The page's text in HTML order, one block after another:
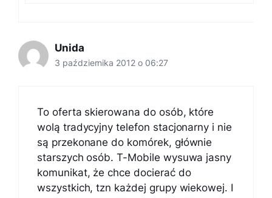
Unida
3 października 2012 o 06:27
To oferta skierowana do osób, które
wolą tradycyjny telefon stacjonarny i nie
są przekonane do komórek, głównie
starszych osób. T-Mobile wysuwa jasny
komunikat, że chce docierać do
wszystkich, tzn każdej grupy wiekowej. I